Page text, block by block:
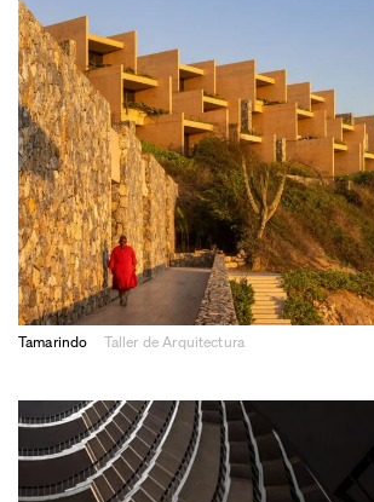
Tamarindo Taller de Arquitectura